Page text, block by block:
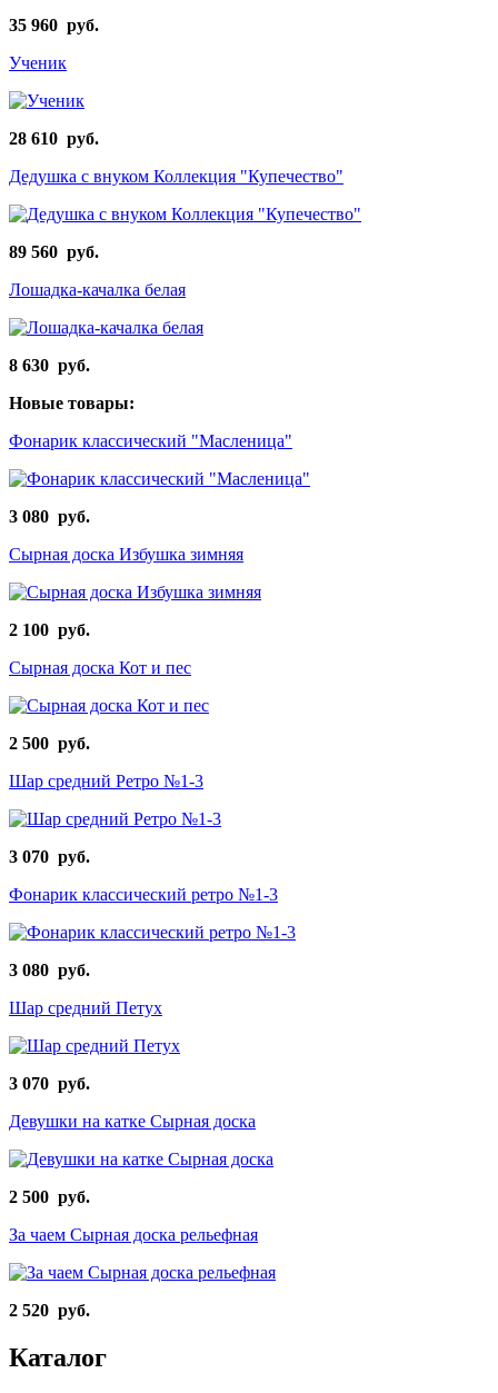
35 960 руб.
Ученик
28 610 руб.
Дедушка с внуком Коллекция "Купечество"
89 560 руб.
Лошадка-качалка белая
8 630 руб.
Новые товары:
Фонарик классический "Масленица"
3 080 руб.
Сырная доска Избушка зимняя
2 100 руб.
Сырная доска Кот и пес
2 500 руб.
Шар средний Ретро №1-3
3 070 руб.
Фонарик классический ретро №1-3
3 080 руб.
Шар средний Петух
3 070 руб.
Девушки на катке Сырная доска
2 500 руб.
За чаем Сырная доска рельефная
2 520 руб.
Каталог